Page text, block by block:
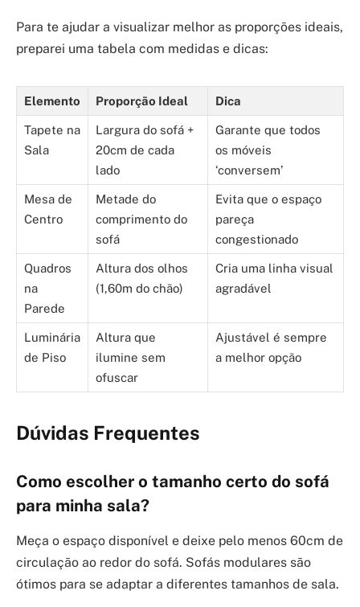
Para te ajudar a visualizar melhor as proporções ideais,
preparei uma tabela com medidas e dicas:
Elemento Proporção Ideal Dica
Tapete na
Sala
Largura do sofá +
20cm de cada
lado
Garante que todos
os móveis
‘conversem’
Mesa de
Centro
Metade do
comprimento do
sofá
Evita que o espaço
pareça
congestionado
Quadros
na
Parede
Altura dos olhos
(1,60m do chão)
Cria uma linha visual
agradável
Luminária
de Piso
Altura que
ilumine sem
ofuscar
Ajustável é sempre
a melhor opção
Dúvidas Frequentes
Como escolher o tamanho certo do sofá
para minha sala?
Meça o espaço disponível e deixe pelo menos 60cm de
circulação ao redor do sofá. Sofás modulares são
ótimos para se adaptar a diferentes tamanhos de sala.